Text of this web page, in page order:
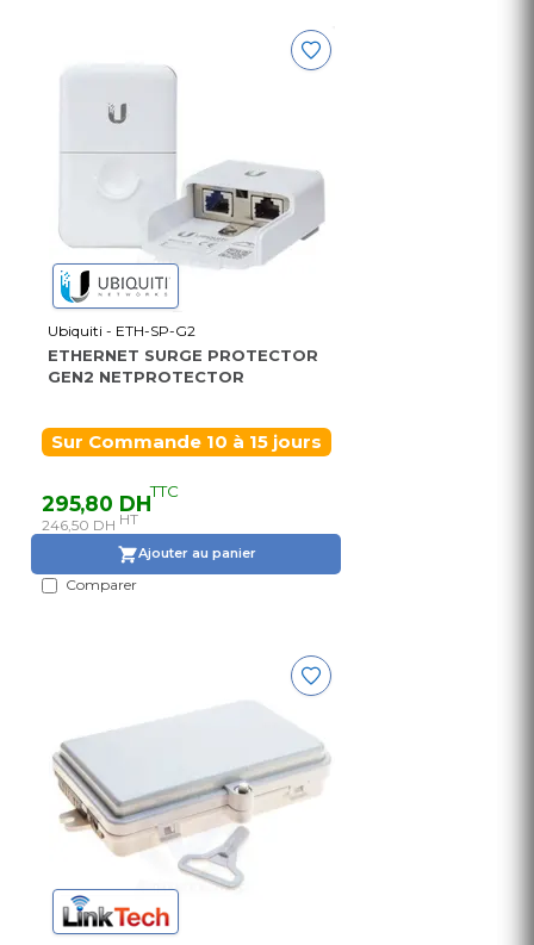
Ubiquiti - ETH-SP-G2
ETHERNET SURGE PROTECTOR
GEN2 NETPROTECTOR
Sur Commande 10 à 15 jours
295,80 DHTTC
246,50 DH HT
Ajouter au panier
Comparer